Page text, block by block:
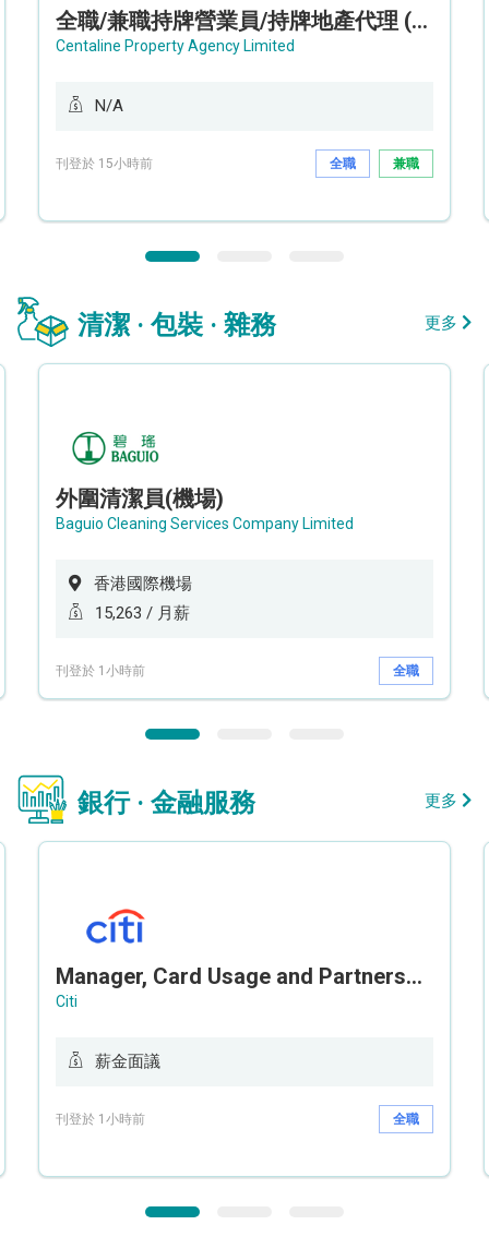
全職/兼職持牌營業員/持牌地產代理 (長沙灣/將軍澳/油塘)
Centaline Property Agency Limited
N/A
刊登於 15小時前 全職 兼職
清潔 · 包裝 · 雜務 更多
外圍清潔員(機場)
Baguio Cleaning Services Company Limited
香港國際機場
15,263 / 月薪
刊登於 1小時前 全職
銀行 · 金融服務 更多
Manager, Card Usage and Partnership
Citi
薪金面議
刊登於 1小時前 全職